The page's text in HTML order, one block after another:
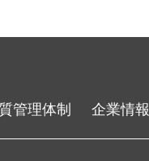
管理体制 企業情報